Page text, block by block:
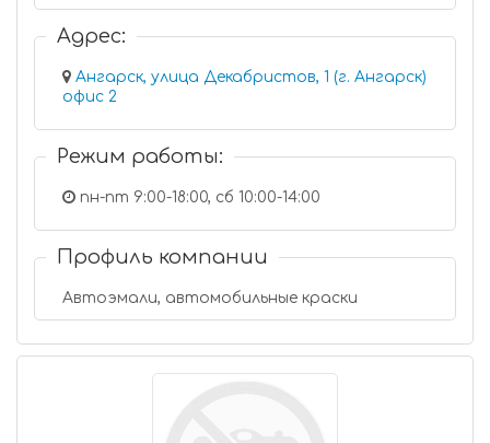
Адрес:
Ангарск, улица Декабристов, 1 (г. Ангарск)
офис 2
Режим работы:
пн-пт 9:00-18:00, сб 10:00-14:00
Профиль компании
Автоэмали, автомобильные краски